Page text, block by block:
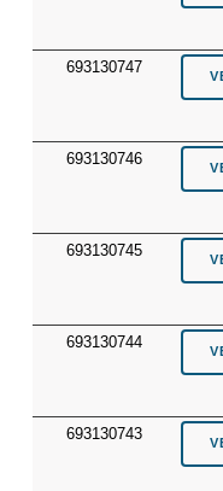
693130747
693130746
693130745
693130744
693130743